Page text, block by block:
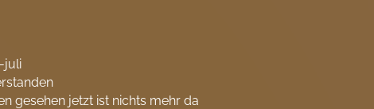
juli
gesehen jetzt ist nichts mehr da